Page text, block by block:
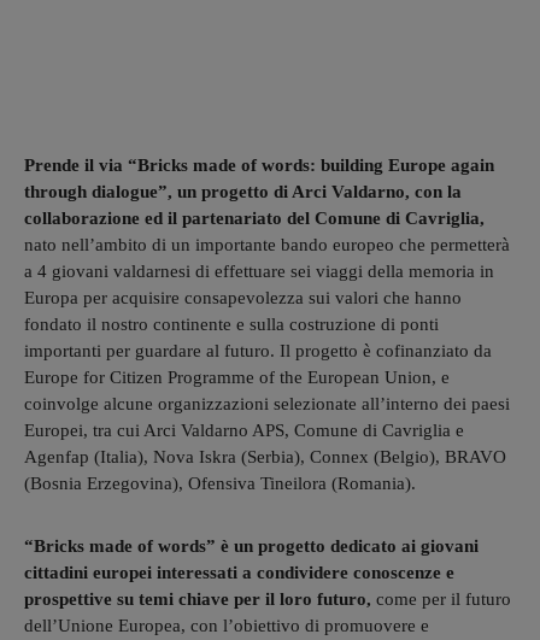
Prende il via “Bricks made of words: building Europe again
through dialogue”, un progetto di Arci Valdarno, con la
collaborazione ed il partenariato del Comune di Cavriglia,
nato nell’ambito di un importante bando europeo che permetterà
a 4 giovani valdarnesi di effettuare sei viaggi della memoria in
Europa per acquisire consapevolezza sui valori che hanno
fondato il nostro continente e sulla costruzione di ponti
importanti per guardare al futuro. Il progetto è cofinanziato da
Europe for Citizen Programme of the European Union, e
coinvolge alcune organizzazioni selezionate all’interno dei paesi
Europei, tra cui Arci Valdarno APS, Comune di Cavriglia e
Agenfap (Italia), Nova Iskra (Serbia), Connex (Belgio), BRAVO
(Bosnia Erzegovina), Ofensiva Tineilora (Romania).
“Bricks made of words” è un progetto dedicato ai giovani
cittadini europei interessati a condividere conoscenze e
prospettive su temi chiave per il loro futuro, come per il futuro
dell’Unione Europea, con l’obiettivo di promuovere e